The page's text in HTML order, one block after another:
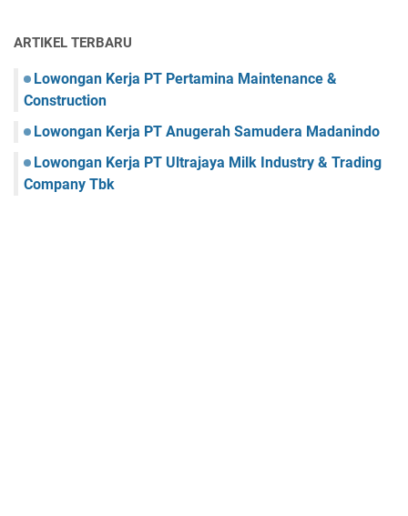
ARTIKEL TERBARU
Lowongan Kerja PT Pertamina Maintenance &
Construction
Lowongan Kerja PT Anugerah Samudera Madanindo
Lowongan Kerja PT Ultrajaya Milk Industry & Trading
Company Tbk